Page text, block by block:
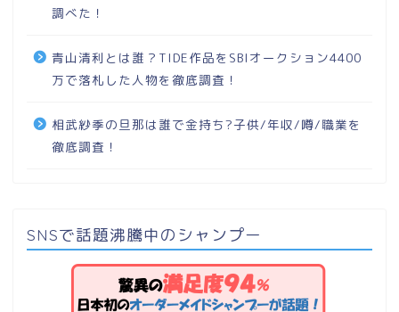
調べた！
青山清利とは誰？TIDE作品をSBIオークション4400
万で落札した人物を徹底調査！
相武紗季の旦那は誰で金持ち?子供/年収/噂/職業を
徹底調査！
SNSで話題沸騰中のシャンプー